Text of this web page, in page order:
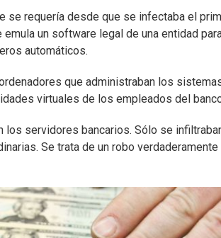
requería desde que se infectaba el
un software legal de una entidad
automáticos.
que administraban los
virtuales de los empleados del
servidores bancarios. Sólo se
Se trata de un robo